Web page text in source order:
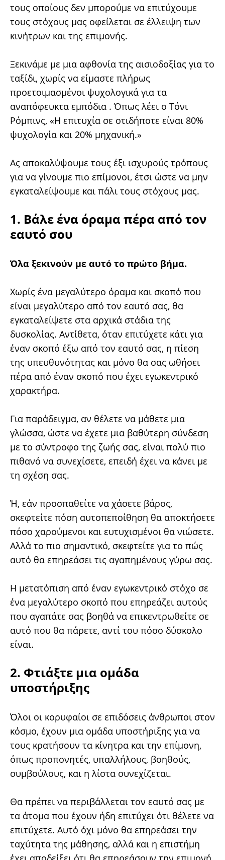
τους οποίους δεν μπορούμε να επιτύχουμε
τους στόχους μας οφείλεται σε έλλειψη των
κινήτρων και της επιμονής.
Ξεκινάμε με μια αφθονία της αισιοδοξίας για το
ταξίδι, χωρίς να είμαστε πλήρως
προετοιμασμένοι ψυχολογικά για τα
αναπόφευκτα εμπόδια . Όπως λέει ο Τόνι
Ρόμπινς, «Η επιτυχία σε οτιδήποτε είναι 80%
ψυχολογία και 20% μηχανική.»
Ας αποκαλύψουμε τους έξι ισχυρούς τρόπους
για να γίνουμε πιο επίμονοι, έτσι ώστε να μην
εγκαταλείψουμε και πάλι τους στόχους μας.
1. Βάλε ένα όραμα πέρα από τον
εαυτό σου
Όλα ξεκινούν με αυτό το πρώτο βήμα.
Χωρίς ένα μεγαλύτερο όραμα και σκοπό που
είναι μεγαλύτερο από τον εαυτό σας, θα
εγκαταλείψετε στα αρχικά στάδια της
δυσκολίας. Αντίθετα, όταν επιτύχετε κάτι για
έναν σκοπό έξω από τον εαυτό σας, η πίεση
της υπευθυνότητας και μόνο θα σας ωθήσει
πέρα από έναν σκοπό που έχει εγωκεντρικό
χαρακτήρα.
Για παράδειγμα, αν θέλετε να μάθετε μια
γλώσσα, ώστε να έχετε μια βαθύτερη σύνδεση
με το σύντροφο της ζωής σας, είναι πολύ πιο
πιθανό να συνεχίσετε, επειδή έχει να κάνει με
τη σχέση σας.
Ή, εάν προσπαθείτε να χάσετε βάρος,
σκεφτείτε πόση αυτοπεποίθηση θα αποκτήσετε
πόσο χαρούμενοι και ευτυχισμένοι θα νιώσετε.
Αλλά το πιο σημαντικό, σκεφτείτε για το πώς
αυτό θα επηρεάσει τις αγαπημένους γύρω σας.
Η μετατόπιση από έναν εγωκεντρικό στόχο σε
ένα μεγαλύτερο σκοπό που επηρεάζει αυτούς
που αγαπάτε σας βοηθά να επικεντρωθείτε σε
αυτό που θα πάρετε, αντί του πόσο δύσκολο
είναι.
2. Φτιάξτε μια ομάδα
υποστήριξης
Όλοι οι κορυφαίοι σε επιδόσεις άνθρωποι στον
κόσμο, έχουν μια ομάδα υποστήριξης για να
τους κρατήσουν τα κίνητρα και την επίμονη,
όπως προπονητές, υπαλλήλους, βοηθούς,
συμβούλους, και η λίστα συνεχίζεται.
Θα πρέπει να περιβάλλεται τον εαυτό σας με
τα άτομα που έχουν ήδη επιτύχει ότι θέλετε να
επιτύχετε. Αυτό όχι μόνο θα επηρεάσει την
ταχύτητα της μάθησης, αλλά και η επιστήμη